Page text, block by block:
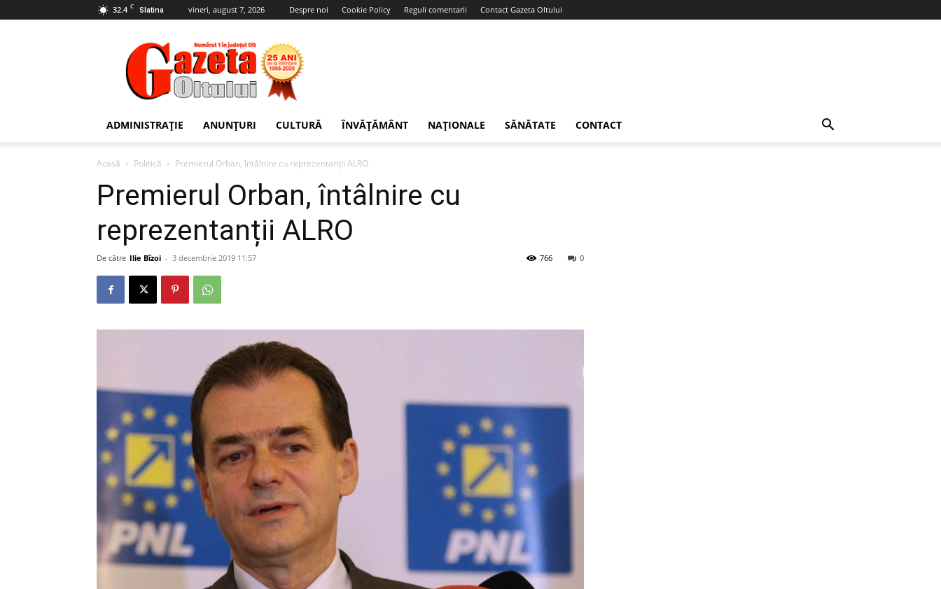
32.4 C Slatina vineri, august 7, 2026 Despre noi Cookie Policy Reguli comentarii Contact Gazeta Oltului
Gazeta
Oltului
ADMINISTRAȚIE ANUNȚURI CULTURĂ ÎNVĂȚĂMÂNT NAȚIONALE SĂNĂTATE CONTACT
Acasă Politică Premierul Orban, întâlnire cu reprezentanții ALRO
Premierul Orban, întâlnire cu
reprezentanții ALRO
De către Ilie Bîzoi - 3 decembrie 2019 11:57 0
766